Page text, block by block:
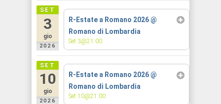
SET
3
gio
2026
R-Estate a Romano 2026@
Romano di Lombardia
Set 3@21:00
SET
10
gio
2026
R-Estate a Romano 2026@
Romano di Lombardia
Set 10@21:00